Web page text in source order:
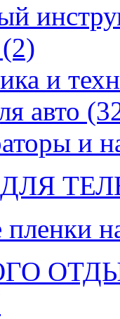
(2)
и
авто
и
пленки